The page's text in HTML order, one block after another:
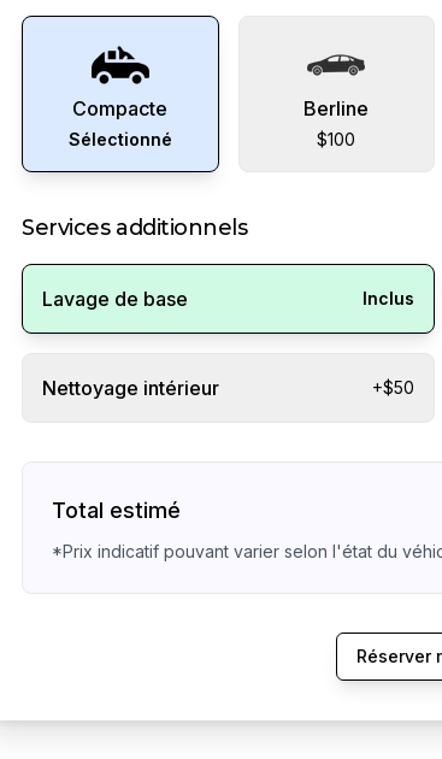
Compacte
Sélectionné
Berline
$100
Services additionnels
Lavage de base Inclus
Nettoyage intérieur +$50
Total estimé
*Prix indicatif pouvant varier selon l'état du
Réserver